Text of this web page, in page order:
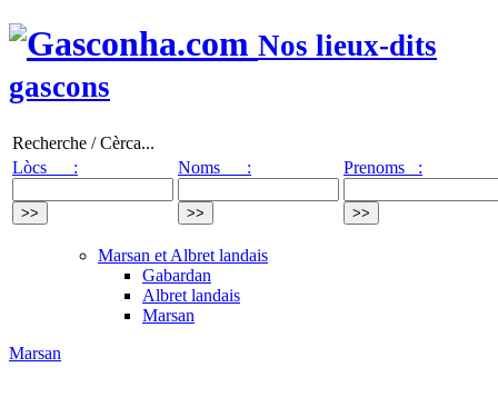
Nos lieux-dits
gascons
Recherche / Cèrca...
Lòcs :
Noms : Prenoms :
Marsan et Albret landais
Gabardan
Albret landais
Marsan
Marsan